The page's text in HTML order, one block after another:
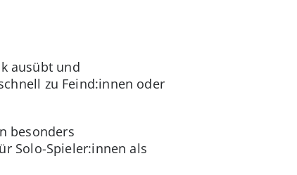
ausübt und
zu Feind:innen oder
besonders
Solo-Spieler:innen als